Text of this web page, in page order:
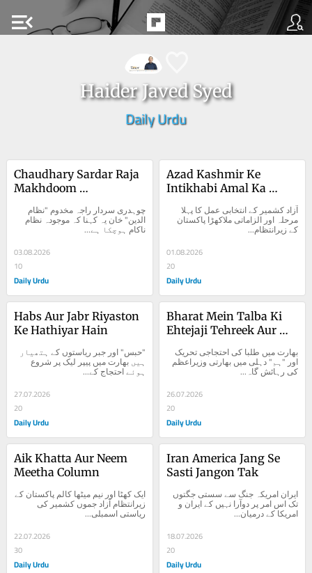
menu_open
Haider Javed Syed
Daily Urdu
Chaudhary Sardar Raja
Makhdoom
ناکام ہوچکا ہے...
03.08.2026
10
Daily Urdu
Azad Kashmir Ke
Intikhabi Amal Ka
Ilzamati Malakhra
کے زیرانتظام...
01.08.2026
20
Daily Urdu
Habs Aur Jabr Riyaston
Ke Hathiyar Hain
ہوئے احتجاج کے...
27.07.2026
20
Daily Urdu
Bharat Mein Talba Ki
Ehtejaji Tehreek Aur
کی رہائش گاہ...
26.07.2026
20
Daily Urdu
Aik Khatta Aur Neem
Meetha Column
ریاستی اسمبلی...
22.07.2026
30
Daily Urdu
Iran America Jang Se
Sasti Jangon Tak
تک اس امر پر دوآرا نہیں کے ایران و
امریکا کے درمیان...
18.07.2026
20
Daily Urdu